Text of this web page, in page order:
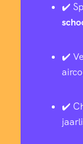
✔️
✔️
✔️